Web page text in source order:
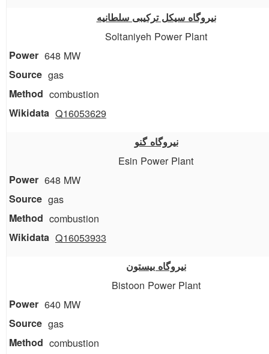
نیروگاه سیکل ترکیبی سلطانیه
Soltaniyeh Power Plant
648 MW
gas
combustion
Q16053629
نیروگاه گنو
Esin Power Plant
648 MW
gas
combustion
Q16053933
نیروگاه بیستون
Bistoon Power Plant
640 MW
gas
combustion